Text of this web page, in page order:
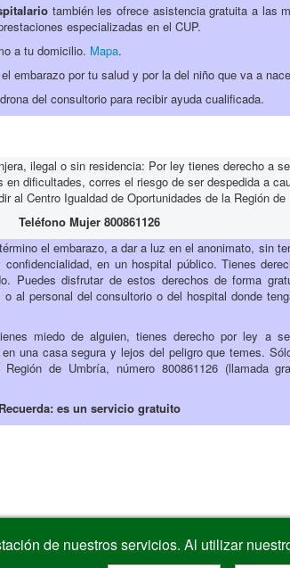
también les ofrece asistencia gratuita a las
especializadas en el CUP.
a tu domicilio. Mapa.
embarazo por tu salud y por la del niño que va a
del consultorio para recibir ayuda cualificada.
ilegal o sin residencia: Por ley tienes derecho a
dificultades, corres el riesgo de ser despedida a
al Centro Igualdad de Oportunidades de la Región de
Teléfono Mujer 800861126
el embarazo, a dar a luz en el anonimato, sin
en un hospital público. Tienes
Puedes disfrutar de estos derechos de forma
al personal del consultorio o del hospital donde
miedo de alguien, tienes derecho por ley a
una casa segura y lejos del peligro que temes.
de Umbría, número 800861126 (llamada
Recuerda: es un servicio gratuito
de nuestros servicios. Al utilizar